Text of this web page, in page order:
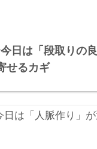
日は「段取りの良
せるカギ